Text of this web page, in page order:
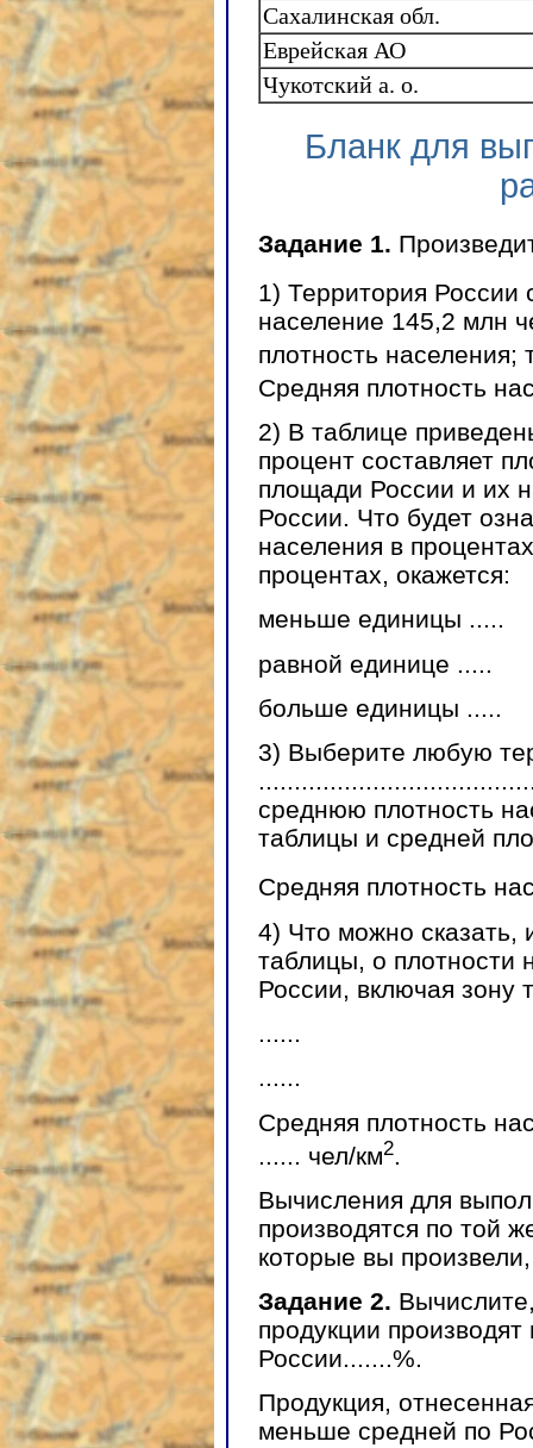
Сахалинская обл.
Еврейская АО
Чукотский а. о.
Бланк для
Задание 1.
1) Территория России
население 145,2 млн
плотность населения;
Средняя плотность
2) В таблице
процент составляет
площади России и их
России. Что будет
населения в
процентах, окажется:
меньше единицы .....
равной единице .....
больше единицы .....
3) Выберите любую
среднюю плотность
таблицы и средней
Средняя плотность
4) Что можно сказать,
таблицы, о плотности
России, включая зону
......
......
Средняя плотность
...... чел/км2
Вычисления для
производятся по той
которые вы
Задание 2.
продукции
России.......%.
Продукция,
меньше средней по